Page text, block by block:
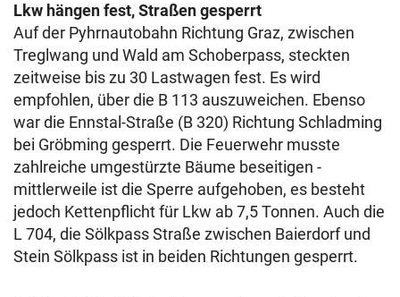
Lkw hängen fest, Straßen gesperrt
Auf der Pyhrnautobahn Richtung Graz, zwischen
Treglwang und Wald am Schoberpass, steckten
zeitweise bis zu 30 Lastwagen fest. Es wird
empfohlen, über die B 113 auszuweichen. Ebenso
war die Ennstal-Straße (B 320) Richtung Schladming
bei Gröbming gesperrt. Die Feuerwehr musste
zahlreiche umgestürzte Bäume beseitigen -
mittlerweile ist die Sperre aufgehoben, es besteht
jedoch Kettenpflicht für Lkw ab 7,5 Tonnen. Auch die
L 704, die Sölkpass Straße zwischen Baierdorf und
Stein Sölkpass ist in beiden Richtungen gesperrt.